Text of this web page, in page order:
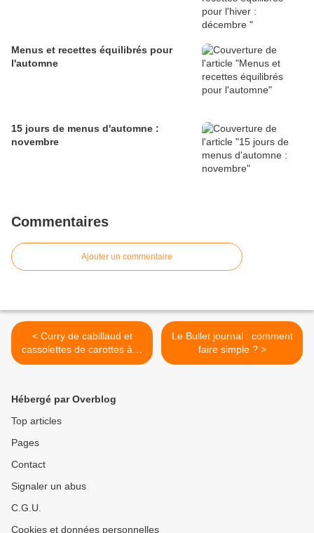
Menus et recettes équilibrés pour
l'automne
15 jours de menus d'automne :
novembre
Commentaires
Ajouter un commentaire
< Curry de cabillaud et
cassolettes de carottes à la
coriandre
Le Bullet journal : comment
faire simple ? >
Hébergé par Overblog
Top articles
Pages
Contact
Signaler un abus
C.G.U.
Cookies et données personnelles